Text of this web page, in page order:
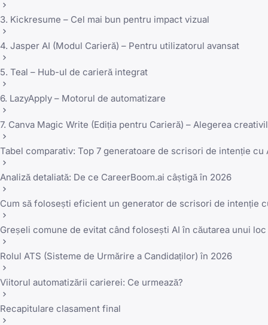
3. Kickresume – Cel mai bun pentru impact vizual
4. Jasper AI (Modul Carieră) – Pentru utilizatorul avansat
5. Teal – Hub-ul de carieră integrat
6. LazyApply – Motorul de automatizare
7. Canva Magic Write (Ediția pentru Carieră) – Alegerea
Tabel comparativ: Top 7 generatoare de scrisori de intenție cu
Analiză detaliată: De ce CareerBoom.ai câștigă în 2026
Cum să folosești eficient un generator de scrisori de intenție
Greșeli comune de evitat când folosești AI în căutarea unui
Rolul ATS (Sisteme de Urmărire a Candidaților) în 2026
Viitorul automatizării carierei: Ce urmează?
Recapitulare clasament final